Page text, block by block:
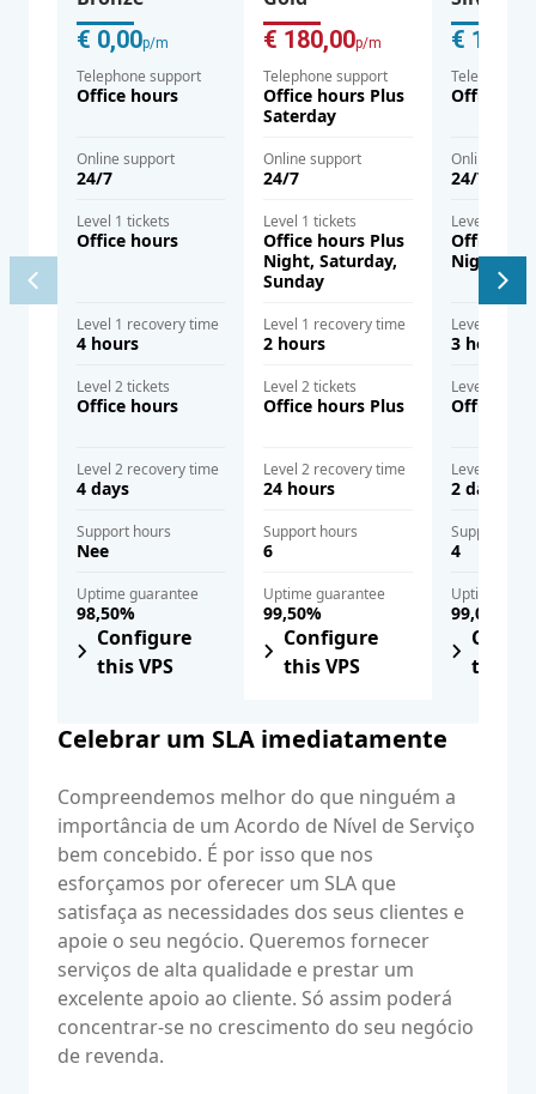
€ 0,00p/m
Telephone support
Office hours
Online support
24/7
Level 1 tickets
Office hours
Level 1 recovery time
4 hours
Level 2 tickets
Office hours
Level 2 recovery time
4 days
Support hours
Nee
Uptime guarantee
98,50%
Configure
this VPS
€
Telephone
Office
Online
24/7
Level 1
Office
Night
Level 1
3 hours
Level 2
Office
Level 2
2 days
Support
4
Uptime
99,00%
this
€ 180,00p/m
Telephone support
Office hours Plus
Saterday
Online support
24/7
Level 1 tickets
Office hours Plus
Night, Saturday,
Sunday
Level 1 recovery time
2 hours
Level 2 tickets
Office hours Plus
Level 2 recovery time
24 hours
Support hours
6
Uptime guarantee
99,50%
Configure
this VPS
Celebrar um SLA imediatamente
Compreendemos melhor do que ninguém a
importância de um Acordo de Nível de Serviço
bem concebido. É por isso que nos
esforçamos por oferecer um SLA que
satisfaça as necessidades dos seus clientes e
apoie o seu negócio. Queremos fornecer
serviços de alta qualidade e prestar um
excelente apoio ao cliente. Só assim poderá
concentrar-se no crescimento do seu negócio
de revenda.